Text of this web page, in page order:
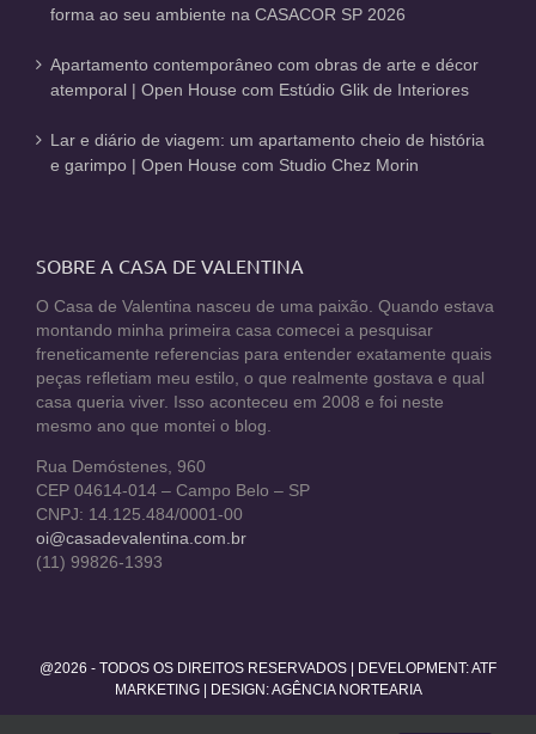
forma ao seu ambiente na CASACOR SP 2026
Apartamento contemporâneo com obras de arte e décor
atemporal | Open House com Estúdio Glik de Interiores
Lar e diário de viagem: um apartamento cheio de história
e garimpo | Open House com Studio Chez Morin
SOBRE A CASA DE VALENTINA
O Casa de Valentina nasceu de uma paixão. Quando estava
montando minha primeira casa comecei a pesquisar
freneticamente referencias para entender exatamente quais
peças refletiam meu estilo, o que realmente gostava e qual
casa queria viver. Isso aconteceu em 2008 e foi neste
mesmo ano que montei o blog.
Rua Demóstenes, 960
CEP 04614-014 – Campo Belo – SP
CNPJ: 14.125.484/0001-00
oi@casadevalentina.com.br
(11) 99826-1393
@2026 - TODOS OS DIREITOS RESERVADOS | DEVELOPMENT:ATF
MARKETING| DESIGN: AGÊNCIA NORTEARIA